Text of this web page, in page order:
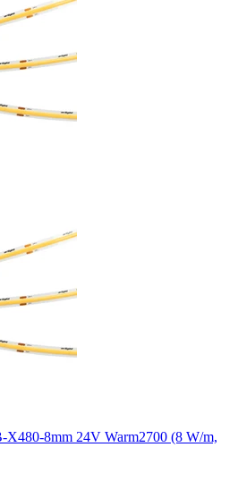
X480-8mm 24V Warm2700 (8 W/m,